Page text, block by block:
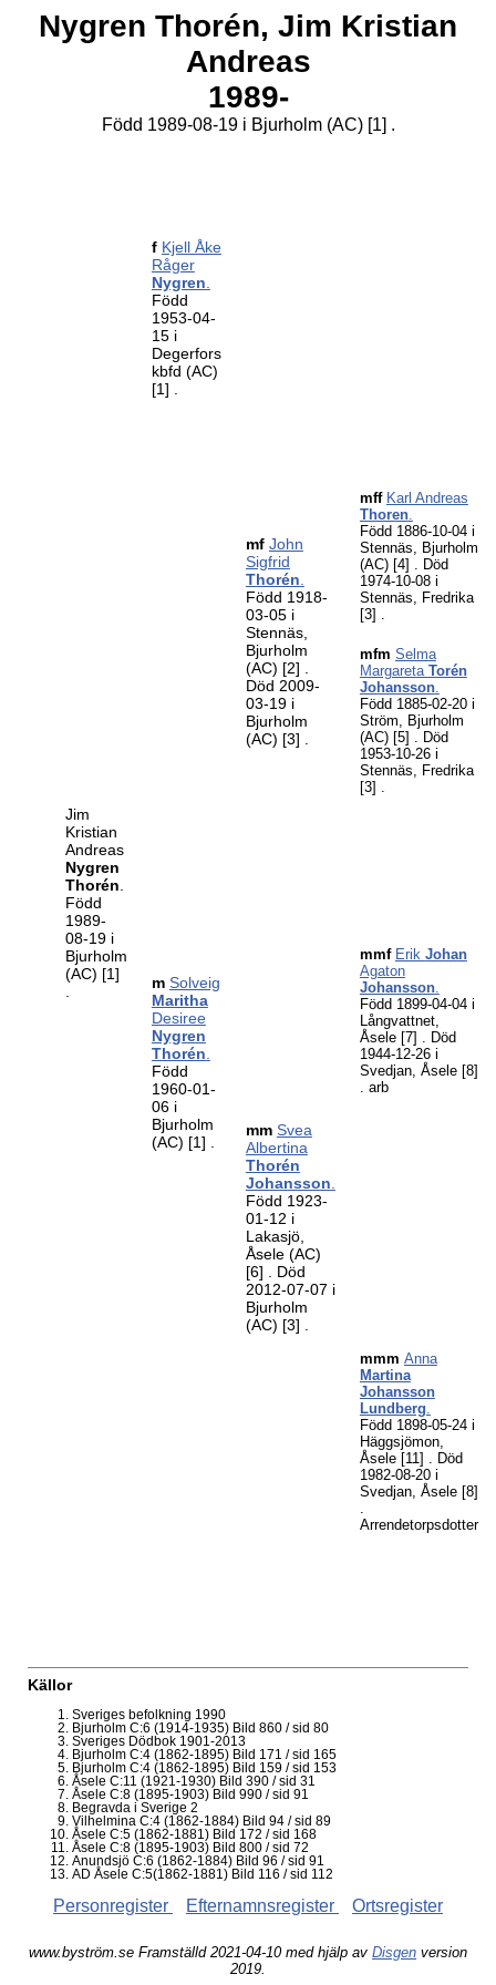
Nygren Thorén, Jim Kristian
Andreas
1989-
Född 1989-08-19 i Bjurholm (AC) [1] .
Jim
Kristian
Andreas
Nygren
Thorén
Född
1989-
08-19 i
Bjurholm
(AC) [1]
f Kjell Åke
Råger
Nygren
Född
1953-04-
15 i
Degerfors
kbfd (AC)
[1]
m Solveig
Maritha
Desiree
Nygren
Thorén
Född
1960-01-
06 i
Bjurholm
(AC) [1]
mf John
Sigfrid
Thorén
Född 1918-
03-05 i
Stennäs,
Bjurholm
(AC) [2]
Död 2009-
03-19 i
Bjurholm
(AC) [3]
mff Karl Andreas
Thoren.
Född 1886-10-04 i
Stennäs, Bjurholm
(AC) [4] . Död
1974-10-08 i
Stennäs, Fredrika
[3] .
mfm Selma
Margareta Torén
Johansson.
Född 1885-02-20 i
Ström, Bjurholm
(AC) [5] . Död
1953-10-26 i
Stennäs, Fredrika
[3] .
mm Svea
Albertina
Thorén
Johansson
Född 1923-
01-12 i
Lakasjö,
Åsele (AC)
[6]
. Död
2012-07-07 i
Bjurholm
(AC) [3]
mmf Erik Johan
Agaton
Johansson.
Född 1899-04-04 i
Långvattnet,
Åsele [7] . Död
1944-12-26 i
Svedjan, Åsele [8]
. arb
mmm Anna
Martina
Johansson
Lundberg.
Född 1898-05-24 i
Häggsjömon,
Åsele [11] . Död
1982-08-20 i
Svedjan, Åsele [8]
.
Arrendetorpsdotter
Källor
Sveriges befolkning 1990
Bjurholm C:6 (1914-1935) Bild 860 / sid 80
Sveriges Dödbok 1901-2013
Bjurholm C:4 (1862-1895) Bild 171 / sid 165
Bjurholm C:4 (1862-1895) Bild 159 / sid 153
Åsele C:11 (1921-1930) Bild 390 / sid 31
Åsele C:8 (1895-1903) Bild 990 / sid 91
Begravda i Sverige 2
Vilhelmina C:4 (1862-1884) Bild 94 / sid 89
Åsele C:5 (1862-1881) Bild 172 / sid 168
Åsele C:8 (1895-1903) Bild 800 / sid 72
Anundsjö C:6 (1862-1884) Bild 96 / sid 91
AD Åsele C:5(1862-1881) Bild 116 / sid 112
Personregister Efternamnsregister Ortsregister
www.byström.se Framställd 2021-04-10 med hjälp av Disgen version
2019.